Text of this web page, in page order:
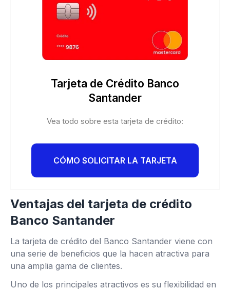
Tarjeta de Crédito Banco
Santander
Vea todo sobre esta tarjeta de crédito:
CÓMO SOLICITAR LA TARJETA
Ventajas del tarjeta de crédito
Banco Santander
La tarjeta de crédito del Banco Santander viene con
una serie de beneficios que la hacen atractiva para
una amplia gama de clientes.
Uno de los principales atractivos es su flexibilidad en